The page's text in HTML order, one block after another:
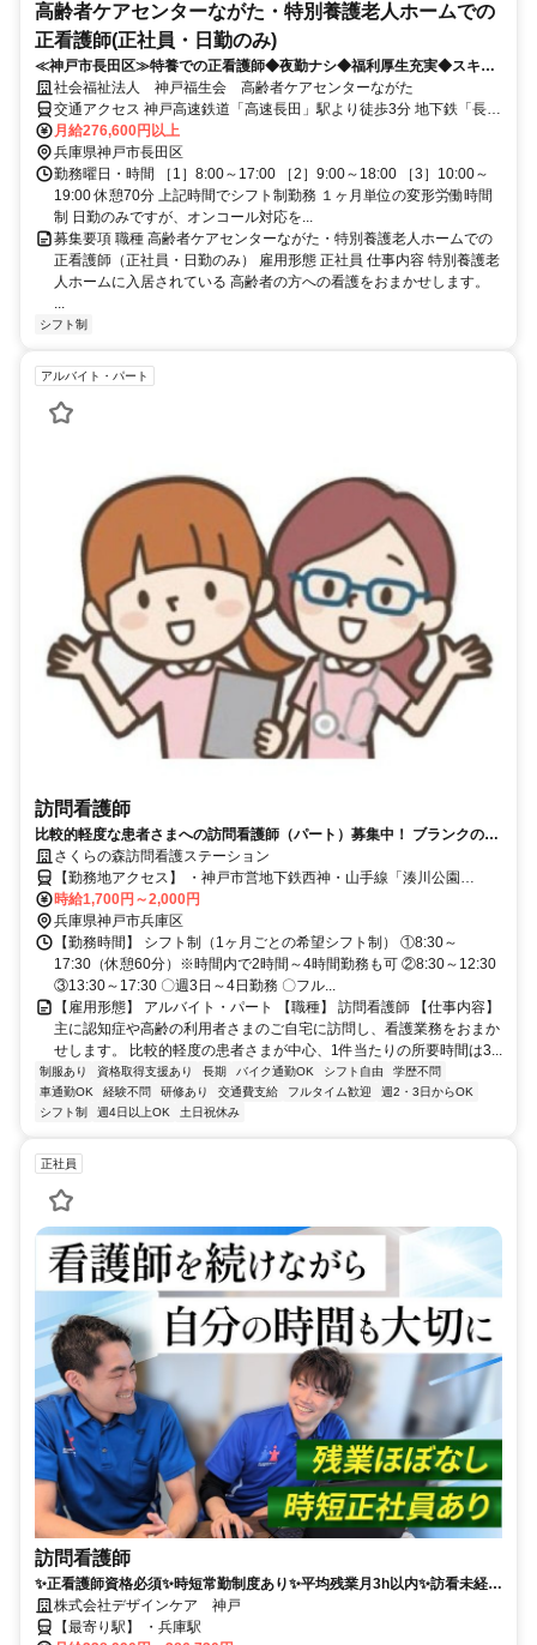
高齢者ケアセンターながた・特別養護老人ホームでの
正看護師(正社員・日勤のみ)
≪神戸市長田区≫特養での正看護師◆夜勤ナシ◆福利厚生充実◆スキル
アップ可能◆駅近だから通勤便利！
社会福祉法人 神戸福生会 高齢者ケアセンターながた
交通アクセス 神戸高速鉄道「高速長田」駅より徒歩3分 地下鉄「長
田」駅より徒歩5分 徒歩5分圏内に大型スーパー「ライフ」、コンビ
ニ（ローソン・ファミリーマート）あります。
月給276,600円以上
兵庫県神戸市長田区
勤務曜日・時間 ［1］8:00～17:00 ［2］9:00～18:00 ［3］10:00～
19:00 休憩70分 上記時間でシフト制勤務 １ヶ月単位の変形労働時間
制 日勤のみですが、オンコール対応を...
募集要項 職種 高齢者ケアセンターながた・特別養護老人ホームでの
正看護師（正社員・日勤のみ） 雇用形態 正社員 仕事内容 特別養護老
人ホームに入居されている 高齢者の方への看護をおまかせします。
シフト制
アルバイト・パート
訪問看護師
比較的軽度な患者さまへの訪問看護師（パート）募集中！ ブランクのあ
る方、未経験歓迎‼同行研修あり安心してスタート出来ます♪
さくらの森訪問看護ステーション
【勤務地アクセス】 ・神戸市営地下鉄西神・山手線「湊川公園
駅」、神戸電鉄有馬線「湊川駅」より徒歩約3分 ・各線「新開地駅」
より徒歩約3分 ＼直行直帰OK！／ 〇車、バイク通勤可（駐車場な
し） 〇自転車通勤可
時給1,700円～2,000円
兵庫県神戸市兵庫区
【勤務時間】 シフト制（1ヶ月ごとの希望シフト制） ①8:30～
17:30（休憩60分）※時間内で2時間～4時間勤務も可 ②8:30～12:30
③13:30～17:30 〇週3日～4日勤務 〇フル...
【雇用形態】 アルバイト・パート 【職種】 訪問看護師 【仕事内容】
主に認知症や高齢の利用者さまのご自宅に訪問し、看護業務をおまか
せします。 比較的軽度の患者さまが中心、1件当たりの所要時間は3...
制服あり 資格取得支援あり 長期 バイク通勤OK シフト自由
学歴不問
車通勤OK
経験不問 研修あり 交通費支給 フルタイム歓迎
週2・3日からOK
シフト制
週4日以上OK 土日祝休み
正社員
訪問看護師
✨正看護師資格必須✨時短常勤制度あり✨平均残業月3h以内✨訪看未経験
OK✅JR兵庫駅より徒歩3分
株式会社デザインケア 神戸
【最寄り駅】 ・兵庫駅